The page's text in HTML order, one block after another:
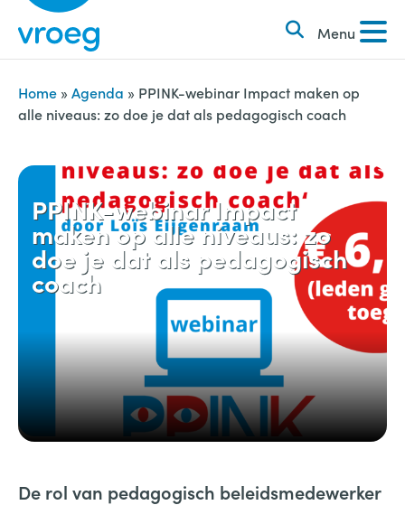
i
Menu
k
e
n
n
a
r
:
Home » Agenda » PPINK-webinar Impact maken op
alle niveaus: zo doe je dat als pedagogisch coach
PPINK-webinar Impact
maken op alle niveaus: zo
doe je dat als pedagogisch
coach
De rol van pedagogisch beleidsmedewerker